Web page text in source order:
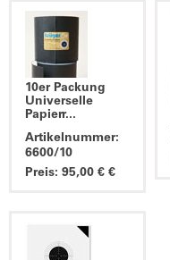
10er Packung
Universelle
Papierr...
Artikelnummer:
6600/10
Preis: 95,00 € €